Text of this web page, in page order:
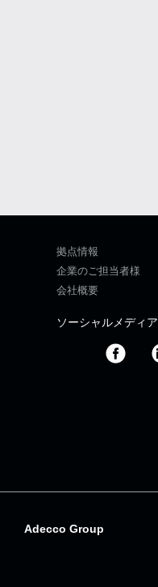
拠点情報
企業のご担当者様
会社概要
ソーシャルメディア
Adecco Group